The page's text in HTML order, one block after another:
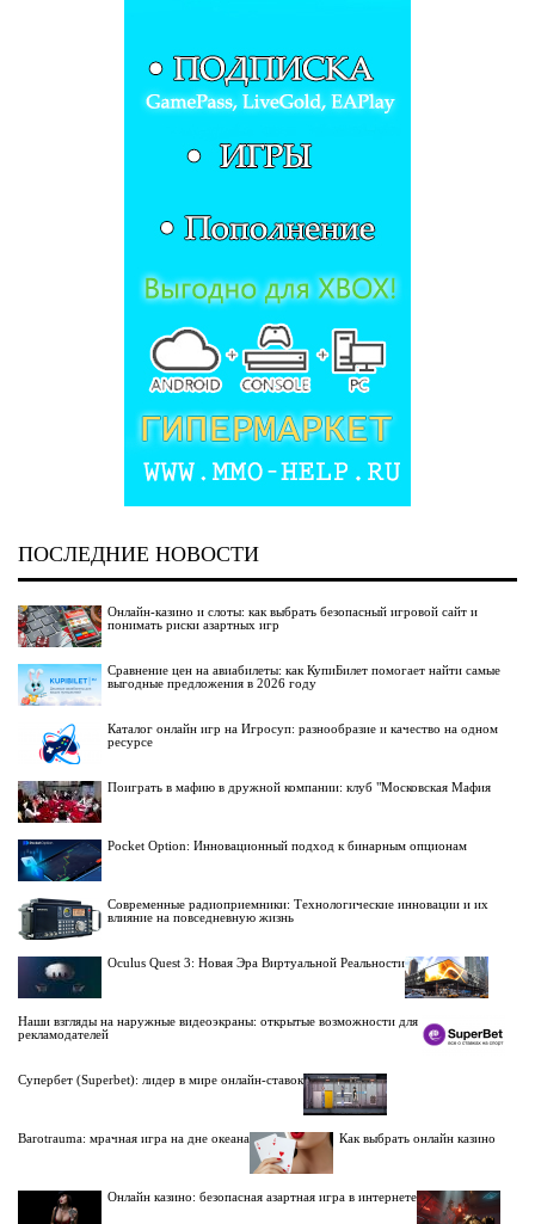
ПОСЛЕДНИЕ НОВОСТИ
Онлайн-казино и слоты: как выбрать безопасный игровой сайт и
понимать риски азартных игр
Сравнение цен на авиабилеты: как КупиБилет помогает найти самые
выгодные предложения в 2026 году
Каталог онлайн игр на Игросуп: разнообразие и качество на одном
ресурсе
Поиграть в мафию в дружной компании: клуб "Московская Мафия
Pocket Option: Инновационный подход к бинарным опционам
Современные радиоприемники: Технологические инновации и их
влияние на повседневную жизнь
Oculus Quest 3: Новая Эра Виртуальной Реальности
Наши взгляды на наружные видеоэкраны: открытые возможности для
рекламодателей
Супербет (Superbet): лидер в мире онлайн-ставок
Barotrauma: мрачная игра на дне океана Как выбрать онлайн казино
Онлайн казино: безопасная азартная игра в интернете